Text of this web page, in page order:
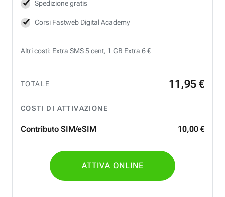
Spedizione gratis
Corsi Fastweb Digital Academy
Altri costi: Extra SMS 5 cent, 1 GB Extra 6 €
TOTALE 11 ,95 €
COSTI DI ATTIVAZIONE
Contributo SIM/eSIM 10,00 €
ATTIVA ONLINE